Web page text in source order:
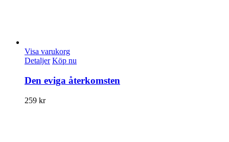
Visa varukorg
Detaljer Köp nu
Den eviga återkomsten
259 kr